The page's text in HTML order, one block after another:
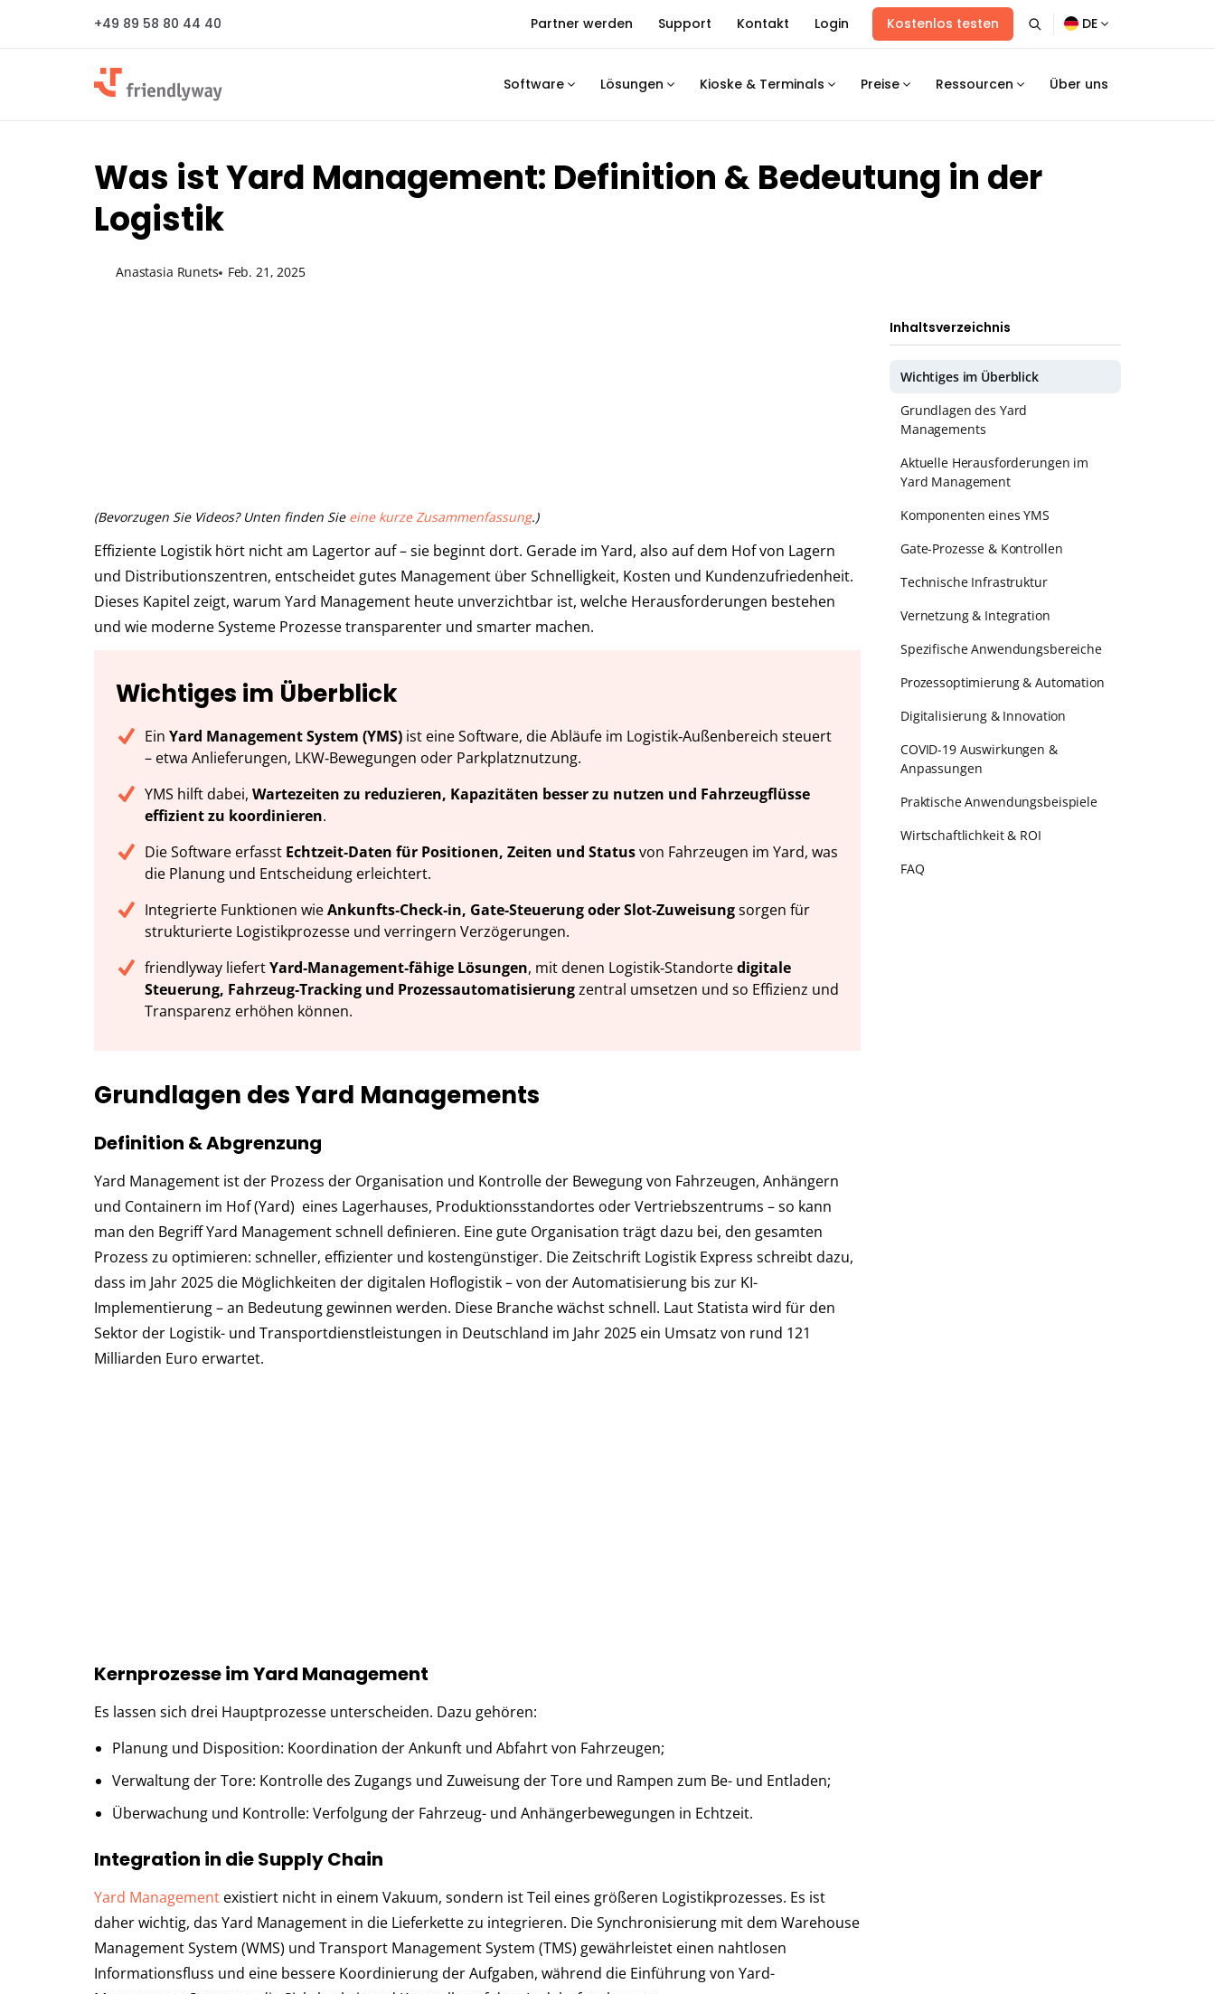
+49 89 58 80 44 40 Partner werden Support Kontakt Login Kostenlos testen DE
Software Lösungen Kioske & Terminals Preise Ressourcen Über uns
Was ist Yard Management: Definition & Bedeutung in der
Logistik
Anastasia Runets Feb. 21, 2025
Inhaltsverzeichnis
Wichtiges im Überblick
Grundlagen des Yard
Managements
Aktuelle Herausforderungen im
Yard Management
Komponenten eines YMS
Gate-Prozesse & Kontrollen
Technische Infrastruktur
Vernetzung & Integration
Spezifische Anwendungsbereiche
Prozessoptimierung & Automation
Digitalisierung & Innovation
COVID-19 Auswirkungen &
Anpassungen
Praktische Anwendungsbeispiele
Wirtschaftlichkeit & ROI
FAQ
(Bevorzugen Sie Videos? Unten finden Sie eine kurze Zusammenfassung.)
Effiziente Logistik hört nicht am Lagertor auf – sie beginnt dort. Gerade im Yard, also auf dem Hof von Lagern
und Distributionszentren, entscheidet gutes Management über Schnelligkeit, Kosten und Kundenzufriedenheit.
Dieses Kapitel zeigt, warum Yard Management heute unverzichtbar ist, welche Herausforderungen bestehen
und wie moderne Systeme Prozesse transparenter und smarter machen.
Wichtiges im Überblick
⁠Ein Yard Management System (YMS) ist eine Software, die Abläufe im Logistik‑Außenbereich steuert
– etwa Anlieferungen, LKW‑Bewegungen oder Parkplatznutzung.
YMS hilft dabei, Wartezeiten zu reduzieren, Kapazitäten besser zu nutzen und Fahrzeugflüsse
effizient zu koordinieren.
Die Software erfasst Echtzeit‑Daten für Positionen, Zeiten und Statusvon Fahrzeugen im Yard, was
die Planung und Entscheidung erleichtert.
Integrierte Funktionen wieAnkunfts‑Check‑in, Gate‑Steuerung oder Slot‑Zuweisungsorgen für
strukturierte Logistikprozesse und verringern Verzögerungen.
friendlyway liefertYard‑Management‑fähige Lösungen, mit denen Logistik‑Standortedigitale
Steuerung, Fahrzeug‑Tracking und Prozessautomatisierungzentral umsetzen und so Effizienz und
Transparenz erhöhen können.
Grundlagen des Yard Managements
Definition & Abgrenzung
Yard Management ist der Prozess der Organisation und Kontrolle der Bewegung von Fahrzeugen, Anhängern
und Containern im Hof (Yard) eines Lagerhauses, Produktionsstandortes oder Vertriebszentrums – so kann
man den Begriff Yard Management schnell definieren. Eine gute Organisation trägt dazu bei, den gesamten
Prozess zu optimieren: schneller, effizienter und kostengünstiger. Die Zeitschrift Logistik Express schreibt dazu,
dass im Jahr 2025 die Möglichkeiten der digitalen Hoflogistik – von der Automatisierung bis zur KI-
Implementierung – an Bedeutung gewinnen werden. Diese Branche wächst schnell. Laut Statista wird für den
Sektor der Logistik- und Transportdienstleistungen in Deutschland im Jahr 2025 ein Umsatz von rund 121
Milliarden Euro erwartet.
Kernprozesse im Yard Management
Es lassen sich drei Hauptprozesse unterscheiden. Dazu gehören:
Planung und Disposition: Koordination der Ankunft und Abfahrt von Fahrzeugen;
Verwaltung der Tore: Kontrolle des Zugangs und Zuweisung der Tore und Rampen zum Be- und Entladen;
Überwachung und Kontrolle: Verfolgung der Fahrzeug- und Anhängerbewegungen in Echtzeit.
Integration in die Supply Chain
Yard Management existiert nicht in einem Vakuum, sondern ist Teil eines größeren Logistikprozesses. Es ist
daher wichtig, das Yard Management in die Lieferkette zu integrieren. Die Synchronisierung mit dem Warehouse
Management System (WMS) und Transport Management System (TMS) gewährleistet einen nahtlosen
Informationsfluss und eine bessere Koordinierung der Aufgaben, während die Einführung von Yard-